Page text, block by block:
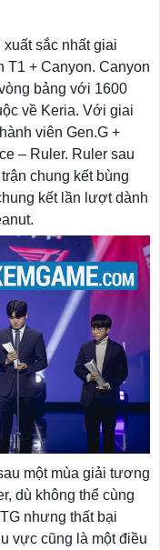
sắc nhất giai
T1 + Canyon. Canyon
bảng với 1600
về Keria. Với giai
viên Gen.G +
– Ruler. Ruler sau
chung kết bùng
kết lần lượt dành
một mùa giải tương
dù không thể cùng
nhưng thất bại
vực cũng là một điều